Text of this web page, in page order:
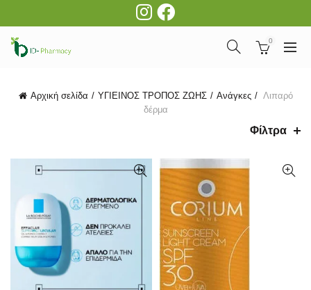
0
Αρχική σελίδα ΥΓΙΕΙΝΟΣ ΤΡΟΠΟΣ ΖΩΗΣ Ανάγκες
Λιπαρό
δέρμα
Φίλτρα